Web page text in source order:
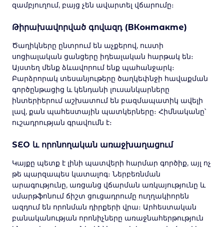
զամբյուղում, բայց չեն ավարտել վճարումը։
Թիրախավորված գովազդ (ВКонтакте)
Ծաղիկները ընտրում են աչքերով, ուստի
սոցիալական ցանցերը իդեալական հարթակ են։
Այստեղ մենք ձևավորում ենք պահանջարկ։
Բարձրորակ տեսանյութերը ծաղկեփնջի հավաքման
գործընթացից և կենդանի լուսանկարները
ինտերիերում աշխատում են բազմապատիկ ավելի
լավ, քան պահեստային պատկերները։ Հիմնականը՝
ուշադրության գրավումն է։
SEO և որոնողական առաջխաղացում
Կայքը պետք է լինի պատվերի հարմար գործիք, այլ ոչ
թե պարզապես կատալոգ։ Ներբեռնման
արագությունը, առցանց վճարման առկայությունը և
սմարթֆոնում ճիշտ ցուցադրումը ուղղակիորեն
ազդում են որոնման դիրքերի վրա։ Արհեստական
բանականության որոնիչները առաջնահերթություն